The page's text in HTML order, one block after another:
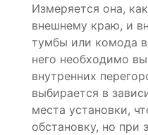
Измеряется она,
внешнему краю, и
тумбы или комода
него необходимо
внутренних
выбирается в
места установки,
обстановку, но при